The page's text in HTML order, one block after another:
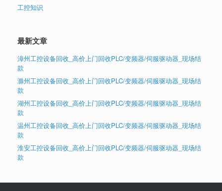
工控知识
最新文章
漳州工控设备回收_高价上门回收PLC/变频器/伺服驱动器_现场结
款
滁州工控设备回收_高价上门回收PLC/变频器/伺服驱动器_现场结
款
湖州工控设备回收_高价上门回收PLC/变频器/伺服驱动器_现场结
款
温州工控设备回收_高价上门回收PLC/变频器/伺服驱动器_现场结
款
淮安工控设备回收_高价上门回收PLC/变频器/伺服驱动器_现场结
款